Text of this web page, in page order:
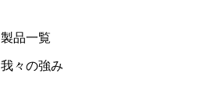
製品一覧
我々の強み